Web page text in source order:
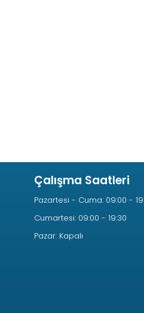
Çalışma Saatleri
Pazartesi - Cuma: 09:00 -
Cumartesi: 09:00 - 19:30
Pazar: Kapalı